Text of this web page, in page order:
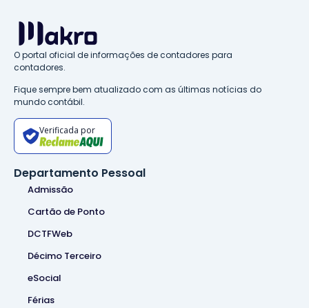
O portal oficial de informações de contadores para
contadores.
Fique sempre bem atualizado com as últimas notícias do
mundo contábil.
Verificada por
Departamento Pessoal
Admissão
Cartão de Ponto
DCTFWeb
Décimo Terceiro
eSocial
Férias